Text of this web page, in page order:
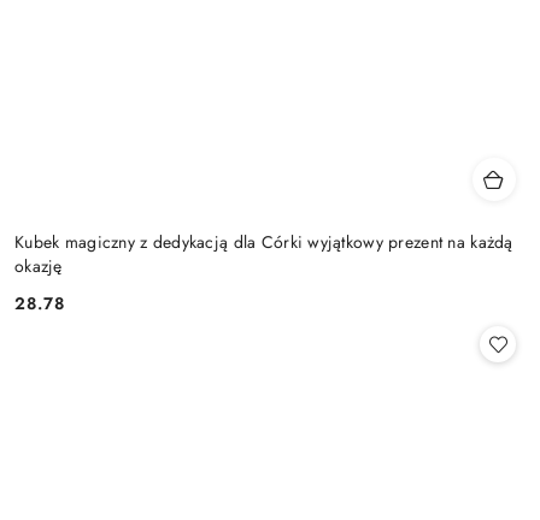
Kubek magiczny z dedykacją dla Córki wyjątkowy prezent na każdą
okazję
Cena:
28.78